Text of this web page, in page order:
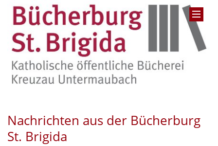
Nachrichten aus der Bücherburg
St. Brigida